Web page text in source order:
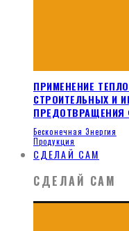
ПРИМЕНЕНИЕ
СТРОИТЕЛЬНЫХ И
ПРЕДОТВРАЩЕНИЯ
Бесконечная Энергия
Продукция
СДЕЛАЙ САМ
СДЕЛАЙ САМ